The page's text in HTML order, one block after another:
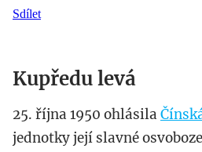
Sdílet
Kupředu levá
25. října 1950 ohlásila
jednotky její slavné